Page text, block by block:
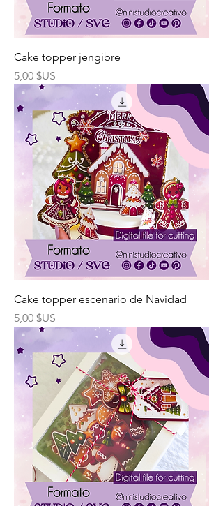
Cake topper jengibre
Prix
5,00 $US
Cake topper escenario de Navidad
Prix
5,00 $US